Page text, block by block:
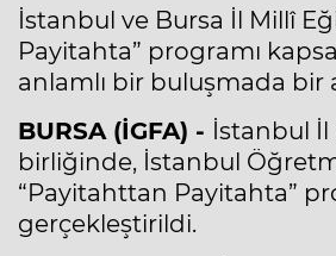
İstanbul ve Bursa İl Millî
Payitahta” programı
anlamlı bir buluşmada bir
BURSA (İGFA) - İstanbul
birliğinde, İstanbul
“Payitahttan Payitahta”
gerçekleştirildi.